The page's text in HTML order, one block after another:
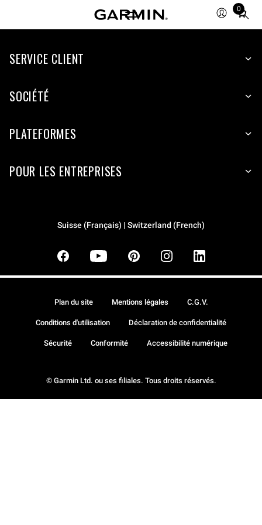
0
Total
items
cart:
SERVICE CLIENT
SOCIÉTÉ
PLATEFORMES
POUR LES ENTREPRISES
Suisse (Français) | Switzerland (French)
© Garmin Ltd. ou ses filiales. Tous droits réservés.
Plan du site Mentions légales C.G.V.
Conditions d'utilisation Déclaration de confidentialité
Sécurité Conformité Accessibilité numérique